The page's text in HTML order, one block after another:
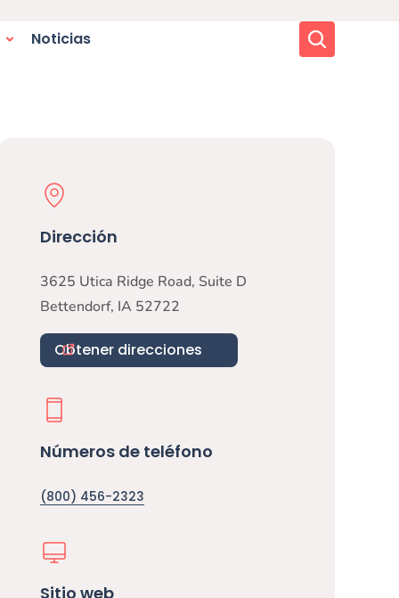
Noticias Buscar
Physical Location
Dirección
3625 Utica Ridge Road, Suite D
Bettendorf, IA 52722
Obtener direcciones
Números de teléfono
(800) 456-2323
Sitio web